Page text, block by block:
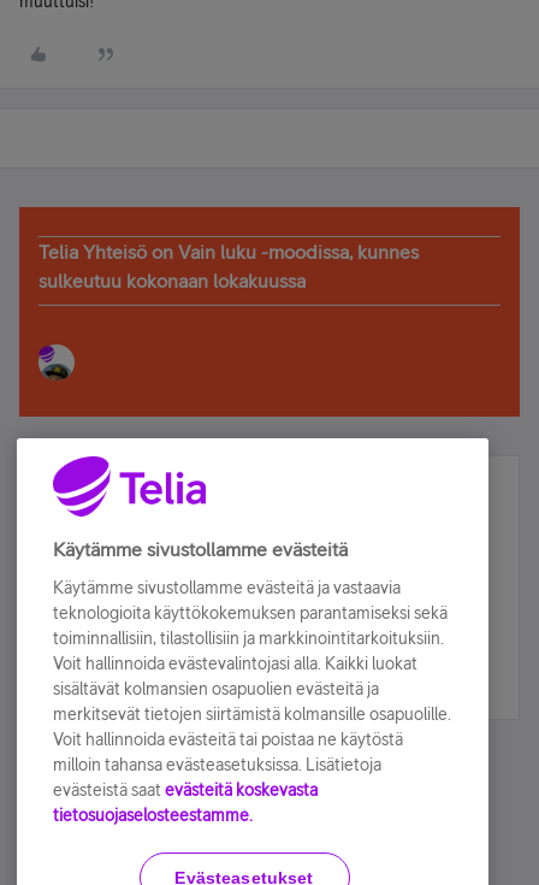
Telia Yhteisö on Vain luku -moodissa, kunnes
sulkeutuu kokonaan lokakuussa
Älä jää paitsi – osallistu ja voita!
Tilaa Telian uutiskirje ja olet mukana arvonnassa.
sähköpostiisi.
Tilaa nyt
Käyttöehdot Accessibility statement
Käytämme sivustollamme evästeitä
Käytämme sivustollamme evästeitä ja vastaavia
teknologioita käyttökokemuksen parantamiseksi sekä
toiminnallisiin, tilastollisiin ja markkinointitarkoituksiin.
Voit hallinnoida evästevalintojasi alla. Kaikki luokat
sisältävät kolmansien osapuolien evästeitä ja
merkitsevät tietojen siirtämistä kolmansille osapuolille.
Voit hallinnoida evästeitä tai poistaa ne käytöstä
milloin tahansa evästeasetuksissa. Lisätietoja
evästeistä saat evästeitä koskevasta
tietosuojaselosteestamme.
Evästeasetukset